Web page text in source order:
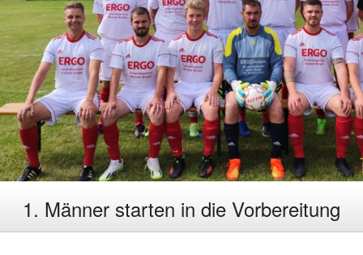
1. Männer starten in die Vorbereitung